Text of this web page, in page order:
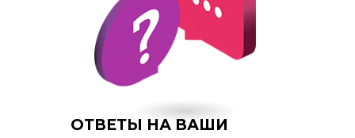
ОТВЕТЫ НА ВАШИ